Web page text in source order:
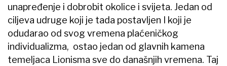
unapređenje i dobrobit okolice i svijeta. Jedan od
ciljeva udruge koji je tada postavljen I koji je
odudarao od svog vremena plaćeničkog
individualizma, ostao jedan od glavnih kamena
temeljaca Lionisma sve do današnjih vremena. Taj